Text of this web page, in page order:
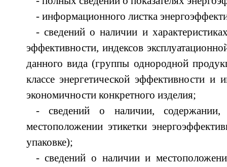
- информационного листка
- сведений о наличии и
эффективности, индексов
данного вида (группы однородной
классе энергетической эффективности и
экономичности конкретного изделия;
- сведений о наличии, содержании,
местоположении этикетки
упаковке);
- сведений о наличии и